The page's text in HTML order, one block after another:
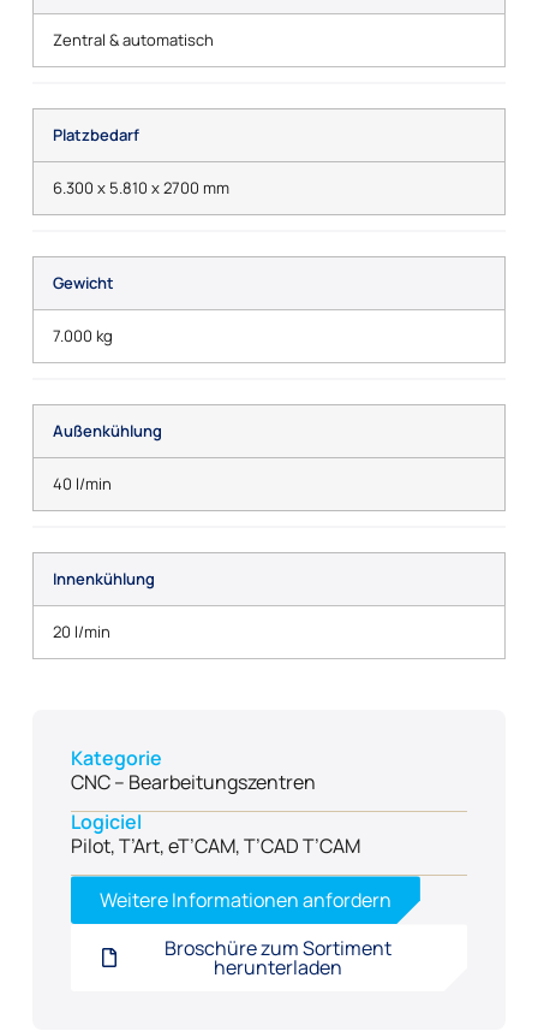
Zentral & automatisch
Platzbedarf
6.300 x 5.810 x 2700 mm
Gewicht
7.000 kg
Außenkühlung
40 l/min
Innenkühlung
20 l/min
Kategorie
CNC – Bearbeitungszentren
Logiciel
Pilot, T’Art, eT’CAM, T’CAD T’CAM
Weitere Informationen anfordern
Broschüre zum Sortiment
herunterladen